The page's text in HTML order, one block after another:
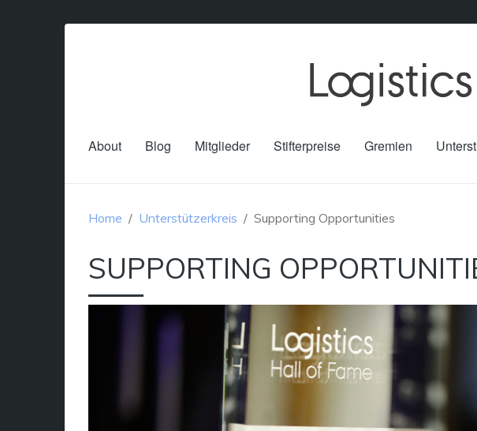
About Blog Mitglieder Stifterpreise Gremien
Home Unterstützerkreis Supporting Opportunities
SUPPORTING